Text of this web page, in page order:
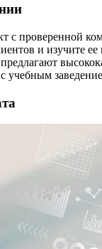
с проверенной
и изучите
учебным